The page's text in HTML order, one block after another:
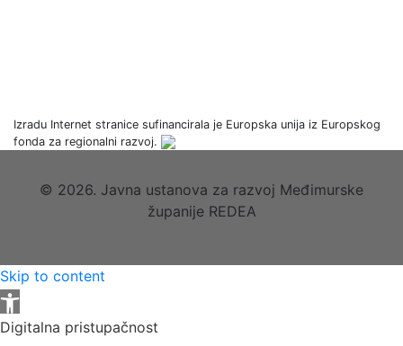
Izradu Internet stranice sufinancirala je Europska unija iz Europskog
fonda za regionalni razvoj.
© 2026. Javna ustanova za razvoj Međimurske
županije REDEA
Skip to content
Open toolbar
Digitalna pristupačnost